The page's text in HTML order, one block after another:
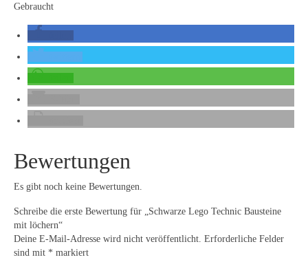
Gebraucht
Bewertungen
Es gibt noch keine Bewertungen.
Schreibe die erste Bewertung für „Schwarze Lego Technic Bausteine
mit löchern“
Deine E-Mail-Adresse wird nicht veröffentlicht. Erforderliche Felder
sind mit * markiert